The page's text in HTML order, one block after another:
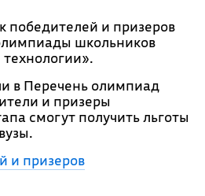
победителей и призеров
школьников
в Перечень олимпиад
и призеры
смогут получить льготы
и призеров